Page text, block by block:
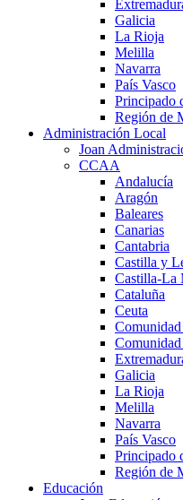
Galicia
La Rioja
Melilla
Navarra
País Vasco
Principado
Región de
Administración Local
Joan
CCAA
Andalucía
Aragón
Baleares
Canarias
Cantabria
Castilla y
Castilla-La
Cataluña
Ceuta
Galicia
La Rioja
Melilla
Navarra
País Vasco
Principado
Región de
Educación